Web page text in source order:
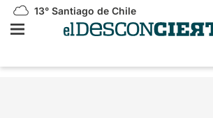
13° Santiago de Chile